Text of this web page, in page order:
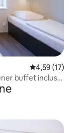
Évaluation
4,59 (17)
buffet inclus